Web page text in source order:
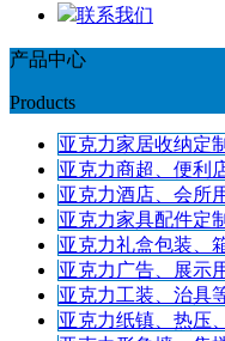
联系我们
产品中心
Products
亚克力家居收纳定制
亚克力商超、便利
亚克力酒店、会所
亚克力家具配件定制
亚克力礼盒包装、
亚克力广告、展示
亚克力工装、治具
亚克力纸镇、热压